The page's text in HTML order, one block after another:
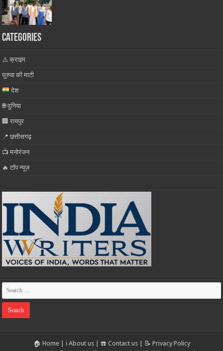
Categories
⚠️ क्राइम
घुरुवा की माटी
देश
🌐 दुनिया
🏢 रायपुर
📍 छत्तीसगढ़
📺 मनोरंजन
🔥 टॉप न्यूज़
🏠 Home| ℹ️ About us| ☎️ Contact us|
📝 Privacy Policy